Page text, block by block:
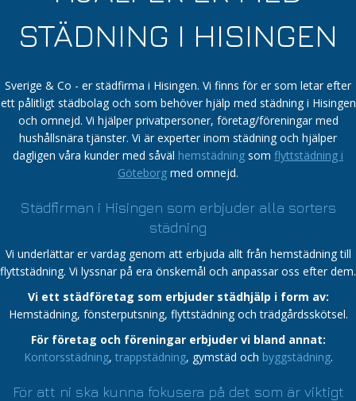
STÄDNING I HISINGEN
Sverige & Co - er städfirma i Hisingen. Vi finns för er som letar efter
ett pålitligt städbolag och som behöver hjälp med städning i Hisingen
och omnejd. Vi hjälper privatpersoner, företag/föreningar med
hushållsnära tjänster. Vi är experter inom städning och hjälper
dagligen våra kunder med såväl hemstädning som flyttstädning i
Göteborg med omnejd.
Städfirman i Hisingen som erbjuder alla sorters
städning
Vi underlättar er vardag genom att erbjuda allt från hemstädning till
flyttstädning. Vi lyssnar på era önskemål och anpassar oss efter dem.
Vi ett städföretag som erbjuder städhjälp i form av:
Hemstädning, fönsterputsning, flyttstädning och trädgårdsskötsel.
För företag och föreningar erbjuder vi bland annat:
Kontorsstädning, trappstädning, gymstäd och byggstädning.
För att ni ska kunna fokusera på det som är viktigt